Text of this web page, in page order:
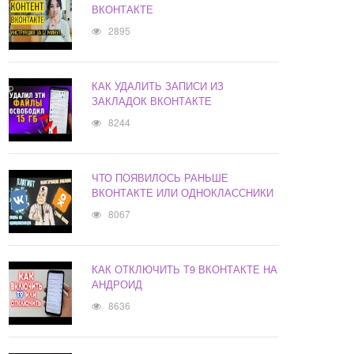
ВКОНТАКТЕ
2895
КАК УДАЛИТЬ ЗАПИСИ ИЗ
ЗАКЛАДОК ВКОНТАКТЕ
8244
ЧТО ПОЯВИЛОСЬ РАНЬШЕ
ВКОНТАКТЕ ИЛИ ОДНОКЛАССНИКИ
8067
КАК ОТКЛЮЧИТЬ Т9 ВКОНТАКТЕ НА
АНДРОИД
8636